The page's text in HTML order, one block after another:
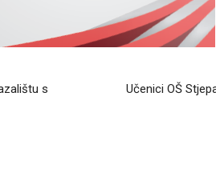
s
Učenici OŠ